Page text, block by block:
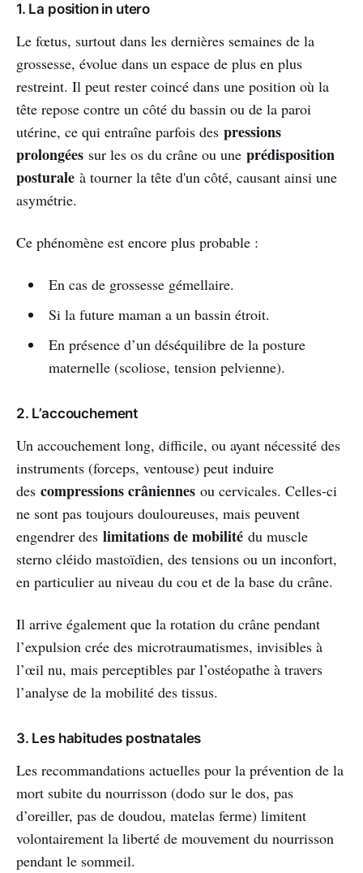
1. La position in utero
Le fœtus, surtout dans les dernières semaines de la
grossesse, évolue dans un espace de plus en plus
restreint. Il peut rester coincé dans une position où la
tête repose contre un côté du bassin ou de la paroi
utérine, ce qui entraîne parfois des pressions
prolongées sur les os du crâne ou une prédisposition
posturale à tourner la tête d'un côté, causant ainsi une
asymétrie.
Ce phénomène est encore plus probable :
En cas de grossesse gémellaire.
Si la future maman a un bassin étroit.
En présence d’un déséquilibre de la posture
maternelle (scoliose, tension pelvienne).
2. L’accouchement
Un accouchement long, difficile, ou ayant nécessité des
instruments (forceps, ventouse) peut induire
des compressions crâniennes ou cervicales. Celles-ci
ne sont pas toujours douloureuses, mais peuvent
engendrer des limitations de mobilité du muscle
sterno cléido mastoïdien, des tensions ou un inconfort,
en particulier au niveau du cou et de la base du crâne.
Il arrive également que la rotation du crâne pendant
l’expulsion crée des microtraumatismes, invisibles à
l’œil nu, mais perceptibles par l’ostéopathe à travers
l’analyse de la mobilité des tissus.
3. Les habitudes postnatales
Les recommandations actuelles pour la prévention de la
mort subite du nourrisson (dodo sur le dos, pas
d’oreiller, pas de doudou, matelas ferme) limitent
volontairement la liberté de mouvement du nourrisson
pendant le sommeil.